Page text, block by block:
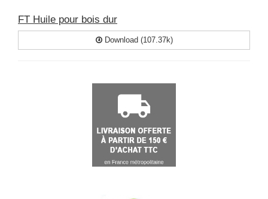
FT Huile pour bois dur
Download (107.37k)